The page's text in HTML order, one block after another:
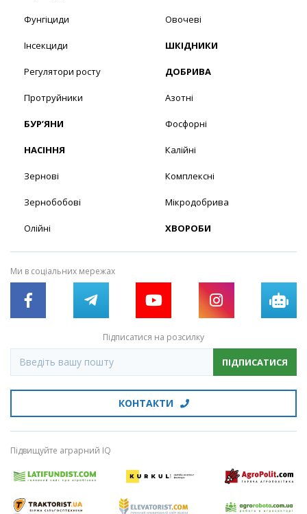
Фунгіциди
Інсекциди
Регулятори росту
Протруйники
БУР’ЯНИ
НАСІННЯ
Зернові
Зернобобові
Олійні
Овочеві
ШКІДНИКИ
ДОБРИВА
Азотні
Фосфорні
Калійні
Комплексні
Мікродобрива
ХВОРОБИ
Ми в соціальних мережах
Підписатися на розсилку
ПІДПИСАТИСЯ
КОНТАКТИ
Підвищуйте аграрний IQ